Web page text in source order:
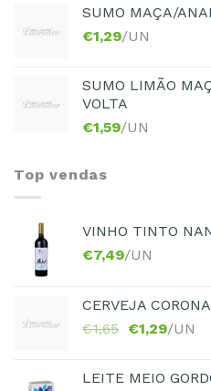
SUMO MAÇA/
€1,29/UN
SUMO LIMÃO
VOLTA
€1,59/UN
Top vendas
VINHO TINTO
€7,49/UN
CERVEJA
€1,65 €1,29/UN
LEITE MEIO